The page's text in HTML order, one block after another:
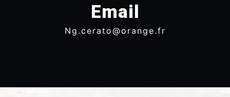
Email
ng.cerato@orange.fr